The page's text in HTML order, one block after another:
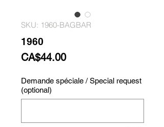
SKU: 1960-BAGBAR
1960
CA$44.00Price
Demande spéciale / Special request
(optional)